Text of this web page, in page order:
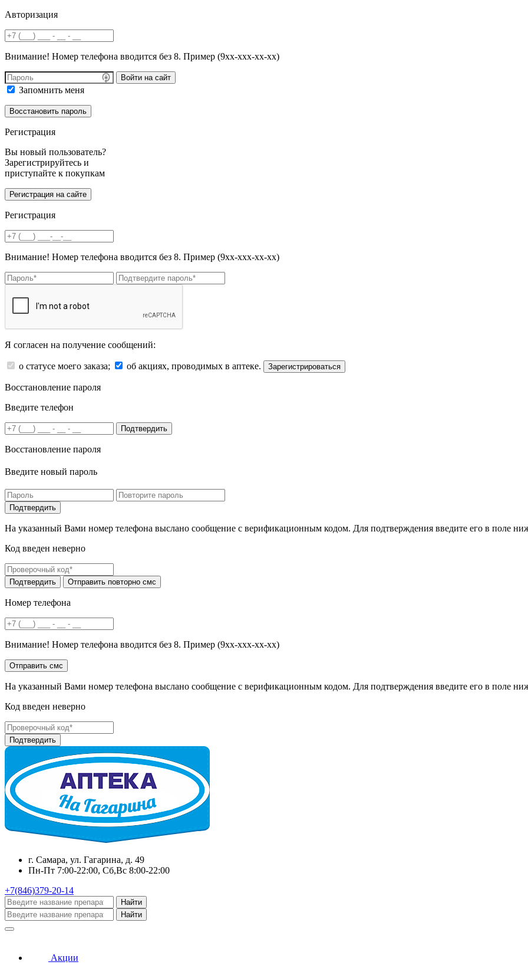
Авторизация
Внимание! Номер телефона вводится без 8. Пример (9хх-ххх-хх-хх)
Войти на сайт
Запомнить меня
Регистрация
Вы новый пользователь?
Зарегистрируйтесь и
приступайте к покупкам
Регистрация
Внимание! Номер телефона вводится без 8. Пример (9хх-ххх-хх-хх)
Я согласен на получение сообщений:
о статусе моего заказа; об акциях, проводимых в аптеке. Зарегистрироваться
Восстановление пароля
Введите телефон
Подтвердить
Восстановление пароля
Введите новый пароль
На указанный Вами номер телефона выслано сообщение с верификационным кодом. Для подтверждения введите его в поле
Код введен неверно
Номер телефона
Внимание! Номер телефона вводится без 8. Пример (9хх-ххх-хх-хх)
На указанный Вами номер телефона выслано сообщение с верификационным кодом. Для подтверждения введите его в поле
Код введен неверно
г. Самара, ул. Гагарина, д. 49
Пн-Пт 7:00-22:00, Сб,Вс 8:00-22:00
+7(846)379-20-14
Найти
Найти
Акции